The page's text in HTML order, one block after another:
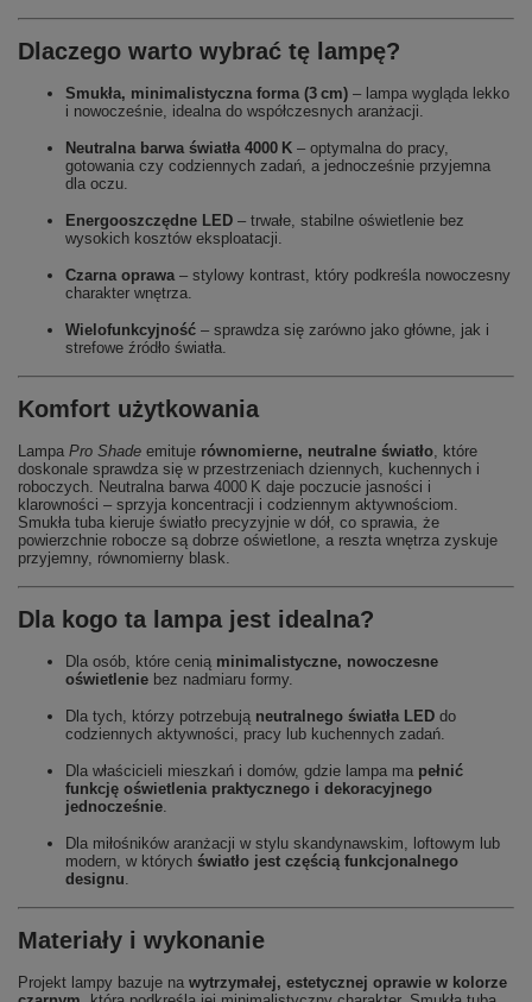
Dlaczego warto wybrać tę lampę?
Smukła, minimalistyczna forma (3 cm) – lampa wygląda lekko
i nowocześnie, idealna do współczesnych aranżacji.
Neutralna barwa światła 4000 K – optymalna do pracy,
gotowania czy codziennych zadań, a jednocześnie przyjemna
dla oczu.
Energooszczędne LED – trwałe, stabilne oświetlenie bez
wysokich kosztów eksploatacji.
Czarna oprawa– stylowy kontrast, który podkreśla nowoczesny
charakter wnętrza.
Wielofunkcyjność – sprawdza się zarówno jako główne, jak i
strefowe źródło światła.
Komfort użytkowania
Lampa Pro Shade emituje równomierne, neutralne światło, które
doskonale sprawdza się w przestrzeniach dziennych, kuchennych i
roboczych. Neutralna barwa 4000 K daje poczucie jasności i
klarowności – sprzyja koncentracji i codziennym aktywnościom.
Smukła tuba kieruje światło precyzyjnie w dół, co sprawia, że
powierzchnie robocze są dobrze oświetlone, a reszta wnętrza zyskuje
przyjemny, równomierny blask.
Dla kogo ta lampa jest idealna?
Dla osób, które cenią minimalistyczne, nowoczesne
oświetlenie bez nadmiaru formy.
Dla tych, którzy potrzebują neutralnego światła LED do
codziennych aktywności, pracy lub kuchennych zadań.
Dla właścicieli mieszkań i domów, gdzie lampa ma pełnić
funkcję oświetlenia praktycznego i dekoracyjnego
jednocześnie.
Dla miłośników aranżacji w stylu skandynawskim, loftowym lub
modern, w których światło jest częścią funkcjonalnego
designu.
Materiały i wykonanie
Projekt lampy bazuje na wytrzymałej, estetycznej oprawie w kolorze